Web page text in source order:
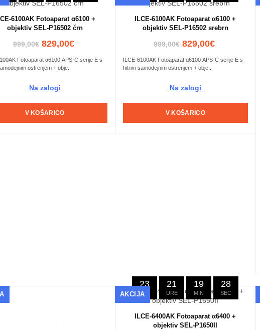
6100AK Fotoaparat α6100 +
objektiv SEL-P16502 črn
999,00€ 829,00€
Fotoaparat α6100 APS-C serije E s
ostrenjem + obje..
Na zalogi
V KOŠARICO
ILCE-6100AK Fotoaparat α6100 +
objektiv SEL-P16502 srebrn
999,00€ 829,00€
ILCE-6100AK Fotoaparat α6100 APS-C serije E s
hitrim samodejnim ostrenjem + obje..
Na zalogi
V KOŠARICO
23
DNI
21
URE
19
MIN
27
SEC
AKCIJA
ILCE-6400AK Fotoaparat α6400 +
objektiv SEL-P1650II